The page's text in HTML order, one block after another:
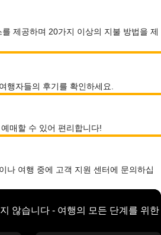
제공하며 20가지 이상의 지불 방법을 제
행자들의 후기를 확인하세요.
매할 수 있어 편리합니다!
나 여행 중에 고객 지원 센터에 문의하십
않습니다 - 여행의 모든 단계를 위한